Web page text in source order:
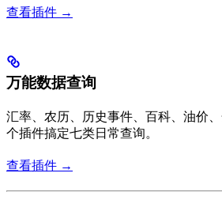
查看插件 →
万能数据查询
汇率、农历、历史事件、百科、油价
个插件搞定七类日常查询。
查看插件 →